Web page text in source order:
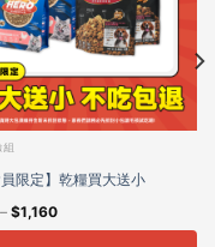
組
員限定】乾糧買大送小
$1,160